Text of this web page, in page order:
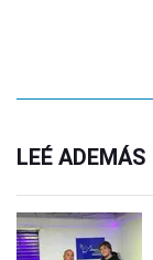
LEÉ ADEMÁS